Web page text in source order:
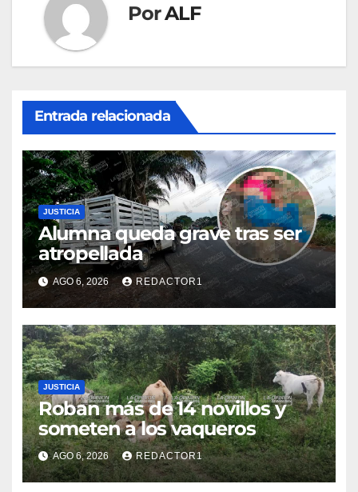
PorALF
Entrada relacionada
JUSTICIA
Alumna queda grave tras ser
atropellada
AGO 6, 2026 REDACTOR1
JUSTICIA
Roban más de 14 novillos y
someten a los vaqueros
AGO 6, 2026 REDACTOR1